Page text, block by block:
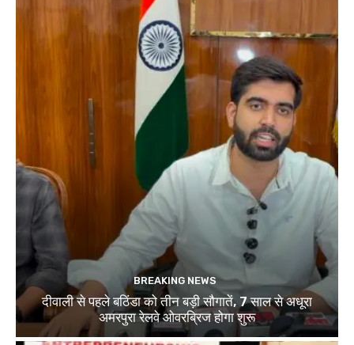
BREAKING NEWS
दीवाली से पहले बठिंडा को तीन बड़ी सौगातें, 7 साल से अधूरा
अमरपुरा रेलवे ओवरब्रिज होगा शुरू